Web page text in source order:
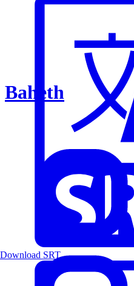
Baheth
Download SRT